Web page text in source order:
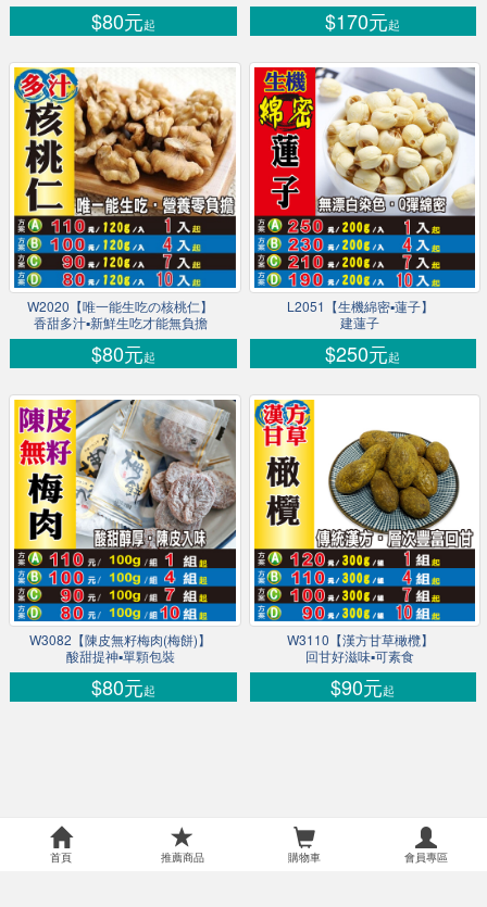
$80元起 $170元起
W2020【唯一能生吃の核桃仁】
香甜多汁▪新鮮生吃才能無負擔
$80元起
L2051【生機綿密▪蓮子】
建蓮子
$250元起
W3082【陳皮無籽梅肉(梅餅)】
酸甜提神▪單顆包裝
$80元起
W3110【漢方甘草橄欖】
回甘好滋味▪可素食
$90元起
首頁 推薦商品 購物車 會員專區